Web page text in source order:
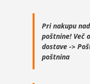
Pri nakupu
poštnine! Več
dostave ->
poštnina